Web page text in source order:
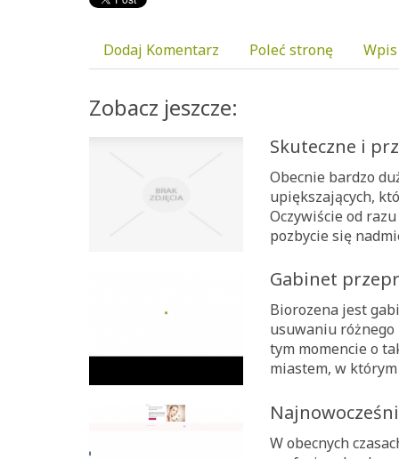
Dodaj Komentarz Poleć stronę
Zobacz jeszcze:
Skuteczne i
Obecnie bardzo
upiększających,
Oczywiście od
pozbycie się
Gabinet
Biorozena jest
usuwaniu różnego
tym momencie o
miastem, w
W obecnych